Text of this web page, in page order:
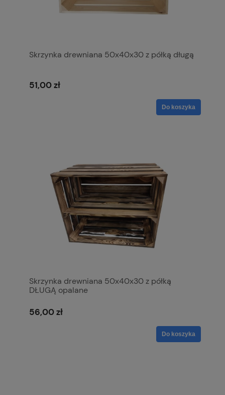
Skrzynka drewniana 50x40x30 z półką długą
51,00 zł
Do koszyka
Skrzynka drewniana 50x40x30 z półką
DŁUGĄ opalane
56,00 zł
Do koszyka